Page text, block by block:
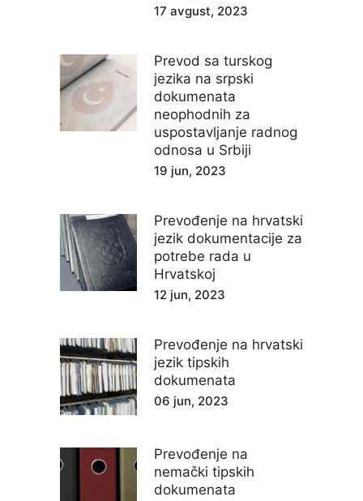
17 avgust, 2023
Prevod sa turskog
jezika na srpski
dokumenata
neophodnih za
uspostavljanje radnog
odnosa u Srbiji
19 jun, 2023
Prevođenje na hrvatski
jezik dokumentacije za
potrebe rada u
Hrvatskoj
12 jun, 2023
Prevođenje na hrvatski
jezik tipskih
dokumenata
06 jun, 2023
Prevođenje na
nemački tipskih
dokumenata